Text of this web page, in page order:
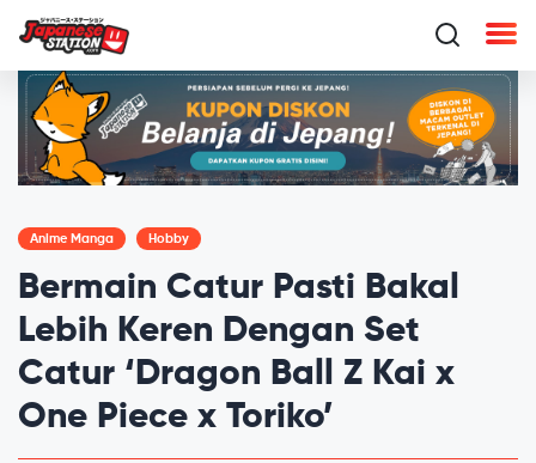
Anime Manga Hobby
Bermain Catur Pasti Bakal
Lebih Keren Dengan Set
Catur ‘Dragon Ball Z Kai x
One Piece x Toriko’